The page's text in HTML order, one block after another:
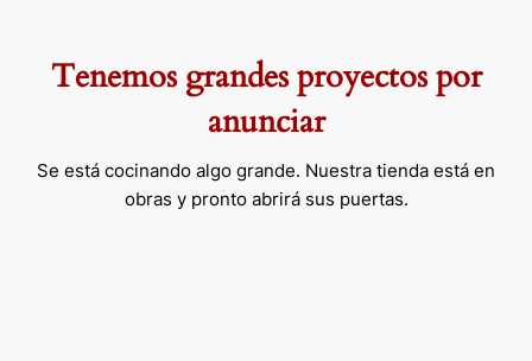
Tenemos grandes proyectos por
anunciar
Se está cocinando algo grande. Nuestra tienda está en
obras y pronto abrirá sus puertas.